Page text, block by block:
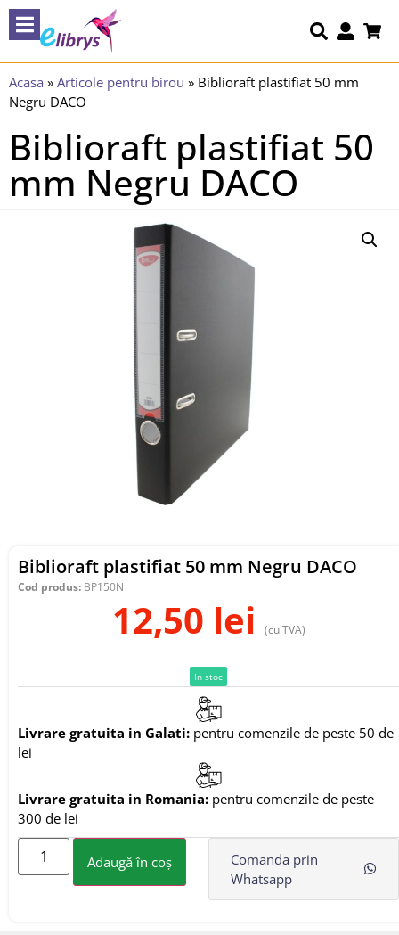
Acasa » Articole pentru birou » Biblioraft plastifiat 50 mm
Negru DACO
Biblioraft plastifiat 50
mm Negru DACO
Biblioraft plastifiat 50 mm Negru DACO
Cod produs: BP150N
12,50 lei (cu TVA)
In stoc
Livrare gratuita in Galati: pentru comenzile de peste 50 de
lei
Livrare gratuita in Romania: pentru comenzile de peste
300 de lei
Adaugă în coș
Comanda prin
Whatsapp